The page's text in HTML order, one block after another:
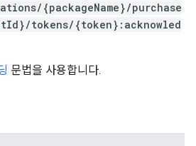
{packageName}/purchase
tokens/{token}:acknowled
문법을 사용합니다.